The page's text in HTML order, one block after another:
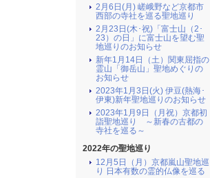
2月6日(月) 嵯峨野など京都市
西部の寺社を巡る聖地巡り
2月23日(木･祝)「富士山（2･
23）の日」に富士山を望む聖
地巡りのお知らせ
新年1月14日（土）関東屈指の
霊山「御岳山」聖地めぐりの
お知らせ
2023年1月3日(火) 伊豆(熱海･
伊東)新年聖地巡りのお知らせ
2023年1月9日（月祝）京都初
詣聖地巡り ～新春の古都の
寺社を巡る～
2022年の聖地巡り
12月5日（月）京都嵐山聖地巡
り 日本有数の霊的仏像を巡る